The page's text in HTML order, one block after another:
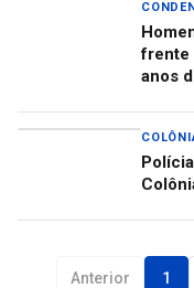
frente
anos
Anterior 1